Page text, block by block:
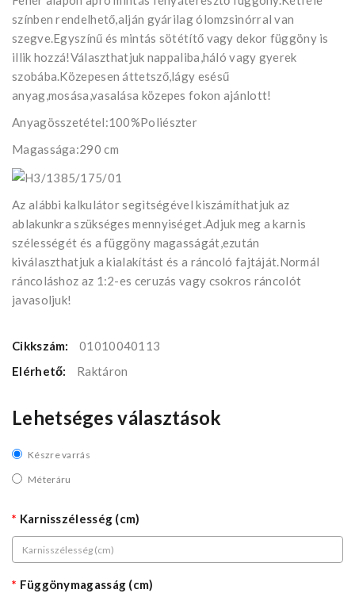
színben rendelhető,alján gyárilag ólomzsinórral van
szegve.Egyszínű és mintás sötétítő vagy dekor függöny is
illik hozzá!Választhatjuk nappaliba,háló vagy gyerek
szobába.Közepesen áttetsző,lágy esésű
anyag,mosása,vasalása közepes fokon ajánlott!
Anyagösszetétel:100%Poliészter
Magassága:290 cm
Az alábbi kalkulátor segìtségével kiszámíthatjuk az
ablakunkra szükséges mennyiséget.Adjuk meg a karnis
szélességét és a függöny magasságát,ezután
kiválaszthatjuk a kialakítást és a ráncoló fajtáját.Normál
ráncoláshoz az 1:2-es ceruzás vagy csokros ráncolót
javasoljuk!
Cikkszám:
01010040113
Elérhető:
Raktáron
Lehetséges választások
Készre varrás
Méteráru
Karnisszélesség (cm)
Függönymagasság (cm)